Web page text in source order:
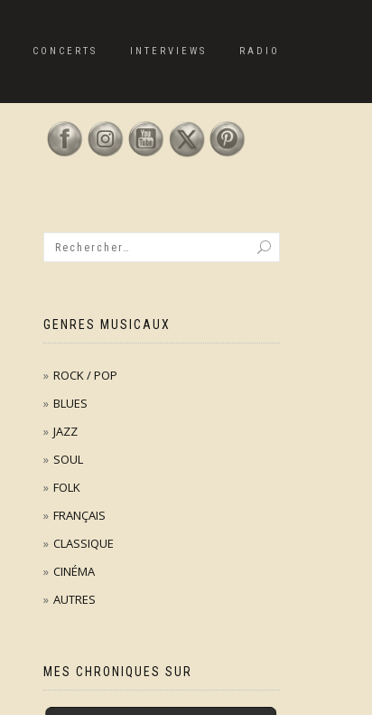
CONCERTS INTERVIEWS RADIO
GENRES MUSICAUX
ROCK / POP
BLUES
JAZZ
SOUL
FOLK
FRANÇAIS
CLASSIQUE
CINÉMA
AUTRES
MES CHRONIQUES SUR